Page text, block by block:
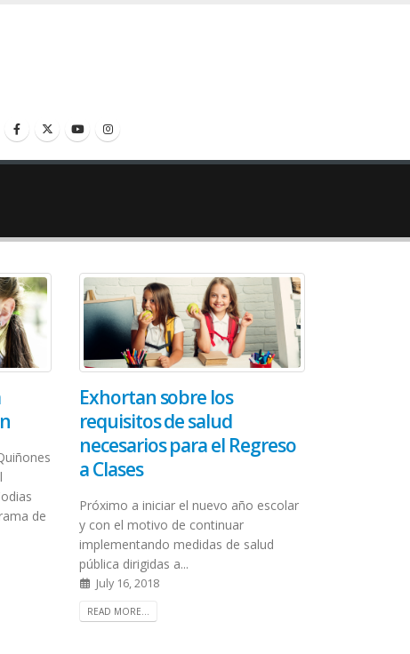
de
Exhortan sobre los
requisitos de salud
necesarios para el Regreso
a Clases
Próximo a iniciar el nuevo año escolar
y con el motivo de continuar
implementando medidas de salud
pública dirigidas a...
July 16, 2018
READ MORE...